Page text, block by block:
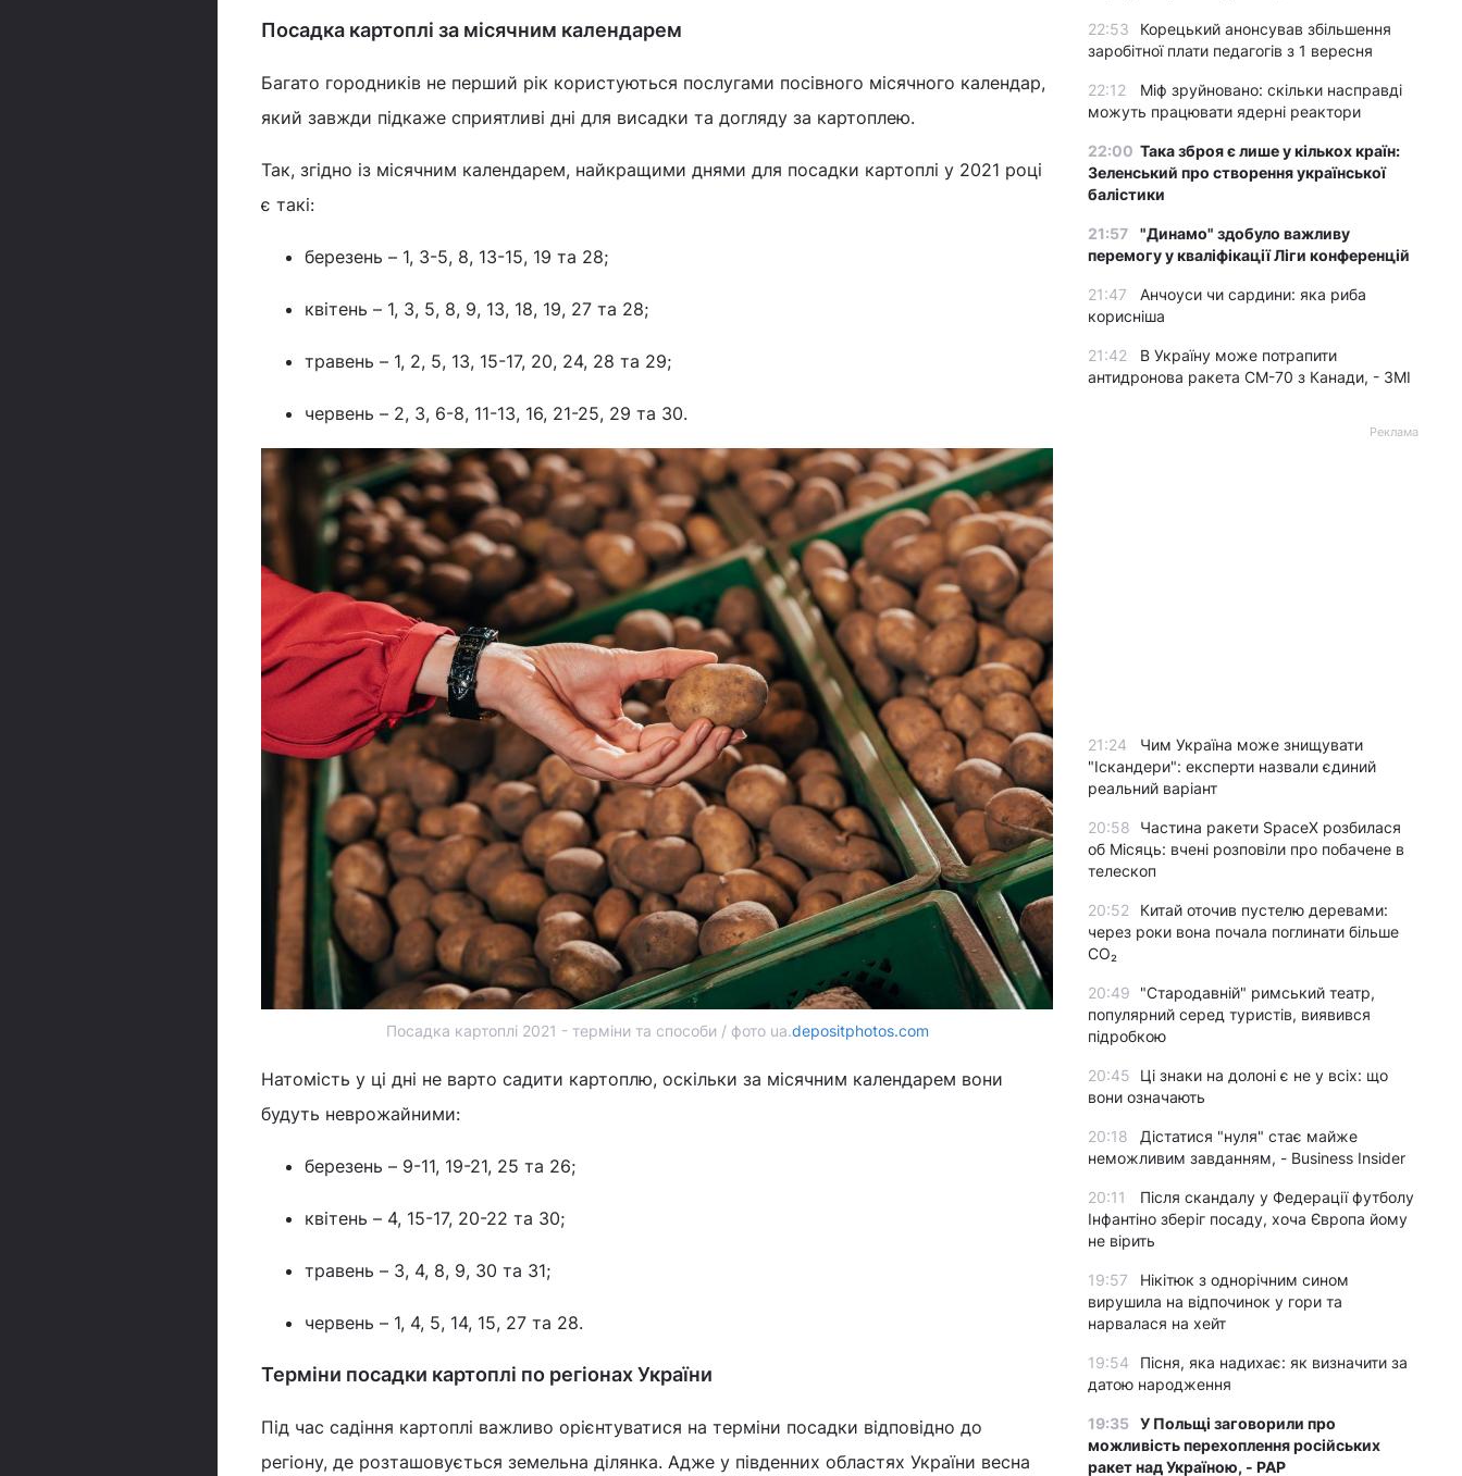
Посадка картоплі за місячним календарем
Багато городників не перший рік користуються послугами посівного місячного календар,
який завжди підкаже сприятливі дні для висадки та догляду за картоплею.
Так, згідно із місячним календарем, найкращими днями для посадки картоплі у 2021 році
є такі:
березень – 1, 3-5, 8, 13-15, 19 та 28;
квітень – 1, 3, 5, 8, 9, 13, 18, 19, 27 та 28;
травень – 1, 2, 5, 13, 15-17, 20, 24, 28 та 29;
червень – 2, 3, 6-8, 11-13, 16, 21-25, 29 та 30.
Посадка картоплі 2021 - терміни та способи / фото ua.depositphotos.com
Натомість у ці дні не варто садити картоплю, оскільки за місячним календарем вони
будуть неврожайними:
березень – 9-11, 19-21, 25 та 26;
квітень – 4, 15-17, 20-22 та 30;
травень – 3, 4, 8, 9, 30 та 31;
червень – 1, 4, 5, 14, 15, 27 та 28.
Терміни посадки картоплі по регіонах України
Під час садіння картоплі важливо орієнтуватися на терміни посадки відповідно до
регіону, де розташовується земельна ділянка. Адже у південних областях України весна
22:53
Корецький анонсував збільшення
заробітної плати педагогів з 1 вересня
22:12
Міф зруйновано: скільки насправді
можуть працювати ядерні реактори
22:00 Така зброя є лише у кількох країн:
Зеленський про створення української
балістики
21:57
"Динамо" здобуло важливу
перемогу у кваліфікації Ліги конференцій
21:47
Анчоуси чи сардини: яка риба
корисніша
21:42
В Україну може потрапити
антидронова ракета CM-70 з Канади, - ЗМІ
Реклама
21:24
Чим Україна може знищувати
"Іскандери": експерти назвали єдиний
реальний варіант
20:58
Частина ракети SpaceX розбилася
об Місяць: вчені розповіли про побачене в
телескоп
20:52
Китай оточив пустелю деревами:
через роки вона почала поглинати більше
CO₂
20:49
"Стародавній" римський театр,
популярний серед туристів, виявився
підробкою
20:45
Ці знаки на долоні є не у всіх: що
вони означають
20:18
Дістатися "нуля" стає майже
неможливим завданням, - Business Insider
20:11
Після скандалу у Федерації футболу
Інфантіно зберіг посаду, хоча Європа йому
не вірить
19:57
Нікітюк з однорічним сином
вирушила на відпочинок у гори та
нарвалася на хейт
19:54
Пісня, яка надихає: як визначити за
датою народження
19:35 У Польщі заговорили про
можливість перехоплення російських
ракет над Україною, - PAP